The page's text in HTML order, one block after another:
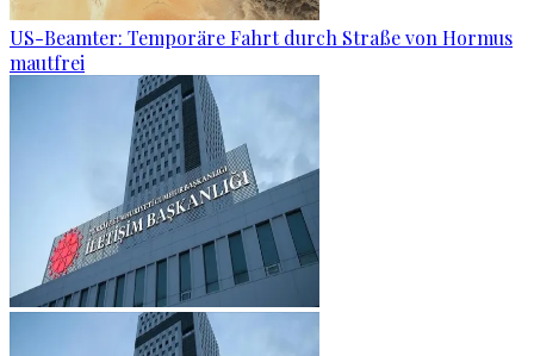
US-Beamter: Temporäre Fahrt durch Straße von Hormus
mautfrei